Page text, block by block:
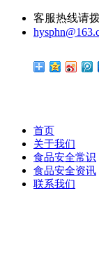
客服热线请
首页
关于我们
食品安全常识
食品安全资讯
联系我们